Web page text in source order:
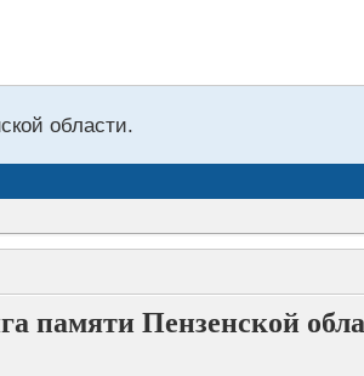
области.
памяти Пензенской